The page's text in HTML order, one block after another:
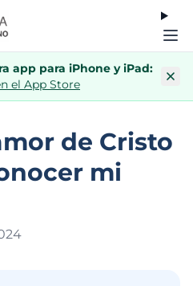
app para iPhone y iPad:
el App Store
de Cristo
mi
4